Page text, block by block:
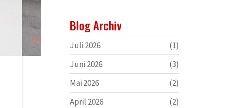
Blog Archiv
Juli 2026
(1)
Juni 2026
(3)
Mai 2026
(2)
April 2026
(2)